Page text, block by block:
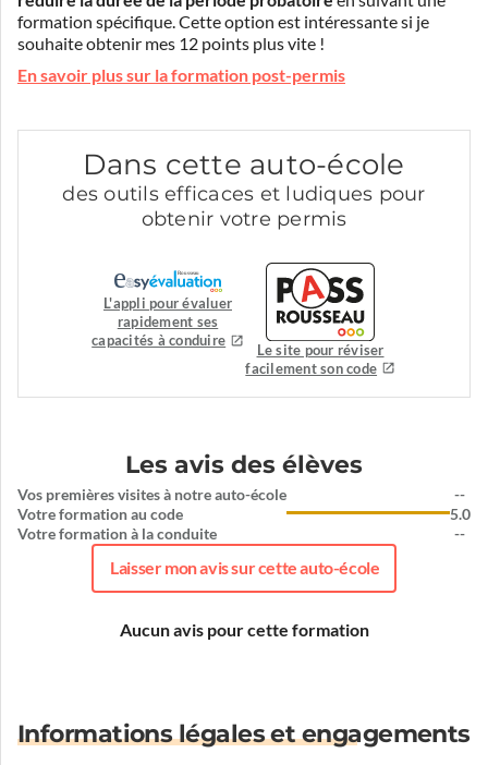
formation spécifique. Cette option est intéressante si je
souhaite obtenir mes 12 points plus vite !
En savoir plus sur la formation post-permis
Dans cette auto-école
des outils efficaces et ludiques pour
obtenir votre permis
L'appli pour évaluer
rapidement ses
capacités à conduire
Le site pour réviser
facilement son code
Les avis des élèves
Vos premières visites à notre auto-école
Votre formation au code
Votre formation à la conduite
--
5.0
--
Laisser mon avis sur cette auto-école
Aucun avis pour cette formation
Informations légales et engagements